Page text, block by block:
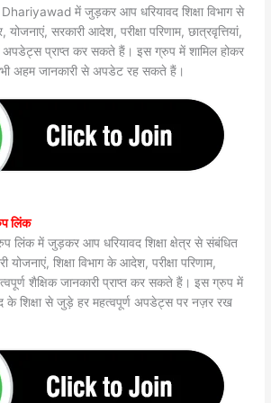
Dhariyawad में जुड़कर आप धरियावद शिक्षा विभाग से
योजनाएं, सरकारी आदेश, परीक्षा परिणाम, छात्रवृत्तियां,
अपडेट्स प्राप्त कर सकते हैं। इस ग्रुप में शामिल होकर
अहम जानकारी से अपडेट रह सकते हैं।
लिंक
लिंक में जुड़कर आप धरियावद शिक्षा क्षेत्र से संबंधित
योजनाएं, शिक्षा विभाग के आदेश, परीक्षा परिणाम,
शैक्षिक जानकारी प्राप्त कर सकते हैं। इस ग्रुप में
के शिक्षा से जुड़े हर महत्वपूर्ण अपडेट्स पर नज़र रख